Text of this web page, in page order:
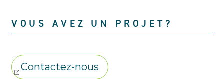
VOUS AVEZ UN PROJET?